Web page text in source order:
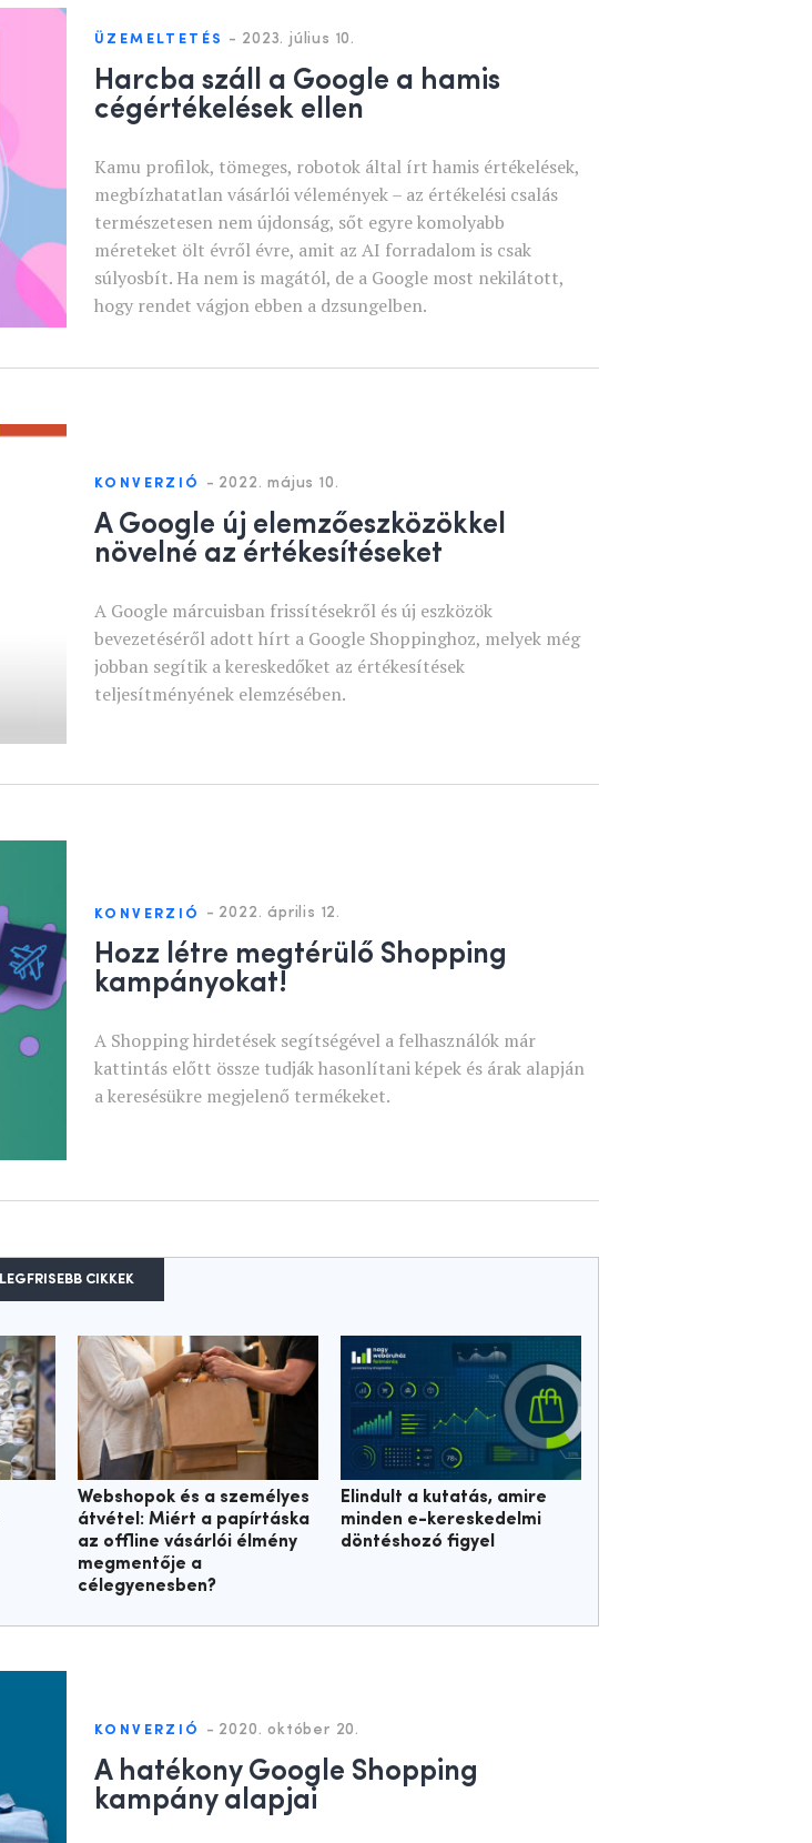
ÜZEMELTETÉS - 2023. július 10.
Harcba száll a Google a hamis
cégértékelések ellen
Kamu profilok, tömeges, robotok által írt hamis értékelések,
megbízhatatlan vásárlói vélemények – az értékelési csalás
természetesen nem újdonság, sőt egyre komolyabb
méreteket ölt évről évre, amit az AI forradalom is csak
súlyosbít. Ha nem is magától, de a Google most nekilátott,
hogy rendet vágjon ebben a dzsungelben.
KONVERZIÓ - 2022. május 10.
A Google új elemzőeszközökkel
növelné az értékesítéseket
A Google márcuisban frissítésekről és új eszközök
bevezetéséről adott hírt a Google Shoppinghoz, melyek még
jobban segítik a kereskedőket az értékesítések
teljesítményének elemzésében.
KONVERZIÓ - 2022. április 12.
Hozz létre megtérülő Shopping
kampányokat!
A Shopping hirdetések segítségével a felhasználók már
kattintás előtt össze tudják hasonlítani képek és árak alapján
a keresésükre megjelenő termékeket.
LEGFRISEBB CIKKEK
Webshopok és a személyes
átvétel: Miért a papírtáska
az offline vásárlói élmény
megmentője a
célegyenesben?
Elindult a kutatás, amire
minden e-kereskedelmi
döntéshozó figyel
KONVERZIÓ - 2020. október 20.
A hatékony Google Shopping
kampány alapjai